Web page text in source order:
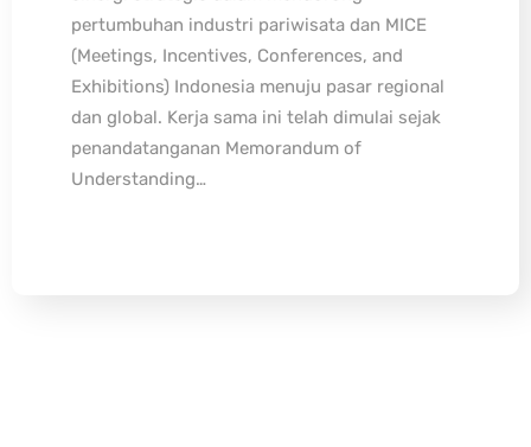
pertumbuhan industri pariwisata dan MICE
(Meetings, Incentives, Conferences, and
Exhibitions) Indonesia menuju pasar regional
dan global. Kerja sama ini telah dimulai sejak
penandatanganan Memorandum of
Understanding…